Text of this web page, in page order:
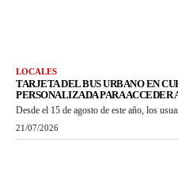
LOCALES
TARJETA DEL BUS URBANO EN
PERSONALIZADA PARA ACCEDER
Desde el 15 de agosto de este año, los
21/07/2026